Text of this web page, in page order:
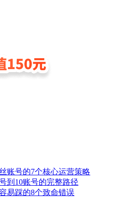
账号的7个核心运营策略
到10账号的完整路径
易踩的8个致命错误